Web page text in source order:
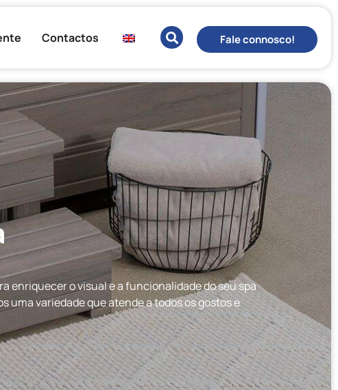
Contactos Fale connosco!
enriquecer o visual e a funcionalidade do seu spa
uma variedade que atende a todos os gostos e